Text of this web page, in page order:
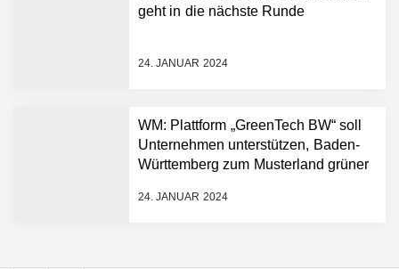
geht in die nächste Runde
24. JANUAR 2024
WM: Plattform „GreenTech BW“ soll
Unternehmen unterstützen, Baden-
Württemberg zum Musterland grüner
24. JANUAR 2024
Pyck im Employer Portrait
Maximilian Mack von Pyck